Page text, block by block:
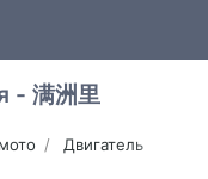
- 满洲里
Двигатель